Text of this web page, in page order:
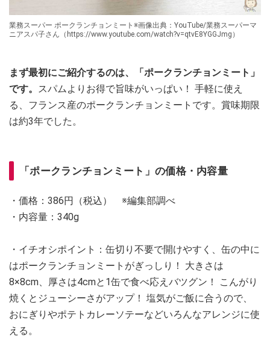
業務スーパー ポークランチョンミート※画像出典：YouTube/業務スーパーマ
ニアスパ子さん（https://www.youtube.com/watch?v=qtvE8YGGJmg）
まず最初にご紹介するのは、「ポークランチョンミート」
です。 スパムよりお得で旨味がいっぱい！ 手軽に使え
る、フランス産のポークランチョンミートです。賞味期限
は約3年でした。
「ポークランチョンミート」の価格・内容量
・価格：386円（税込） ※編集部調べ
・内容量：340g
・イチオシポイント：缶切り不要で開けやすく、缶の中に
はポークランチョンミートがぎっしり！ 大きさは
8×8cm、厚さは4cmと1缶で食べ応えバツグン！ こんがり
焼くとジューシーさがアップ！ 塩気がご飯に合うので、
おにぎりやポテトカレーソテーなどいろんなアレンジに使
える。